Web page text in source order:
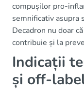
compușilor pro-
semnificativ asupra
Decadron nu doar
contribuie și la
Indicații
și off-